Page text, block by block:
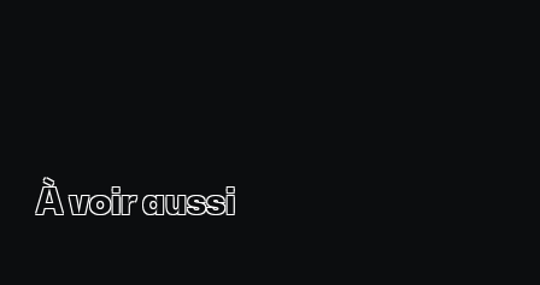
À voir aussi